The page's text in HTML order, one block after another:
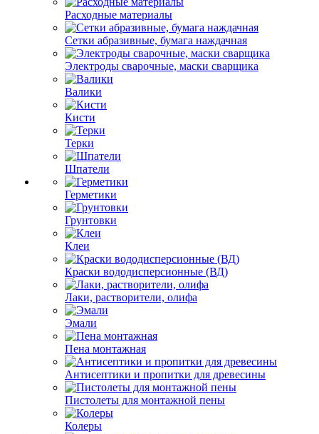
Расходные материалы
Сетки абразивные, бумага наждачная
Электроды сварочные, маски сварщика
Валики
Кисти
Терки
Шпатели
Герметики
Грунтовки
Клеи
Краски вододисперсионные (ВД)
Лаки, растворители, олифа
Эмали
Пена монтажная
Антисептики и пропитки для древесины
Пистолеты для монтажной пены
Колеры